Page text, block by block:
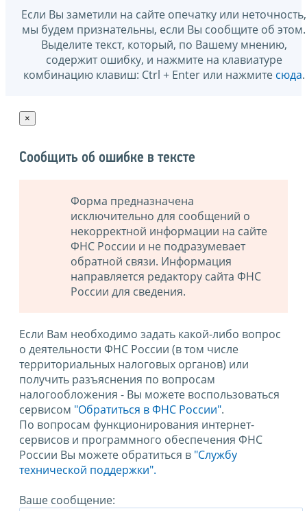
Если Вы заметили на сайте опечатку или неточность,
мы будем признательны, если Вы сообщите об этом.
Выделите текст, который, по Вашему мнению,
содержит ошибку, и нажмите на клавиатуре
комбинацию клавиш: Ctrl + Enter или нажмите сюда.
×
Сообщить об ошибке в тексте
Форма предназначена
исключительно для сообщений о
некорректной информации на сайте
ФНС России и не подразумевает
обратной связи. Информация
направляется редактору сайта ФНС
России для сведения.
Если Вам необходимо задать какой-либо вопрос
о деятельности ФНС России (в том числе
территориальных налоговых органов) или
получить разъяснения по вопросам
налогообложения - Вы можете воспользоваться
сервисом "Обратиться в ФНС России".
По вопросам функционирования интернет-
сервисов и программного обеспечения ФНС
России Вы можете обратиться в "Службу
технической поддержки".
Ваше сообщение: